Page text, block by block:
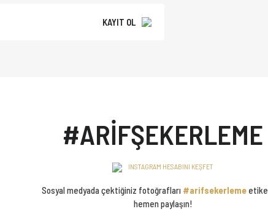
KAYIT OL
#ARİFŞEKERLEME
INSTAGRAM HESABINI KEŞFET
Sosyal medyada çektiğiniz fotoğrafları #arifsekerleme
hemen paylaşın!